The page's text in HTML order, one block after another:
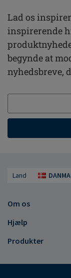
Lad os
inspirerende
begynde at
nyhedsbreve,
Land
Om os
Hjælp
Produkter